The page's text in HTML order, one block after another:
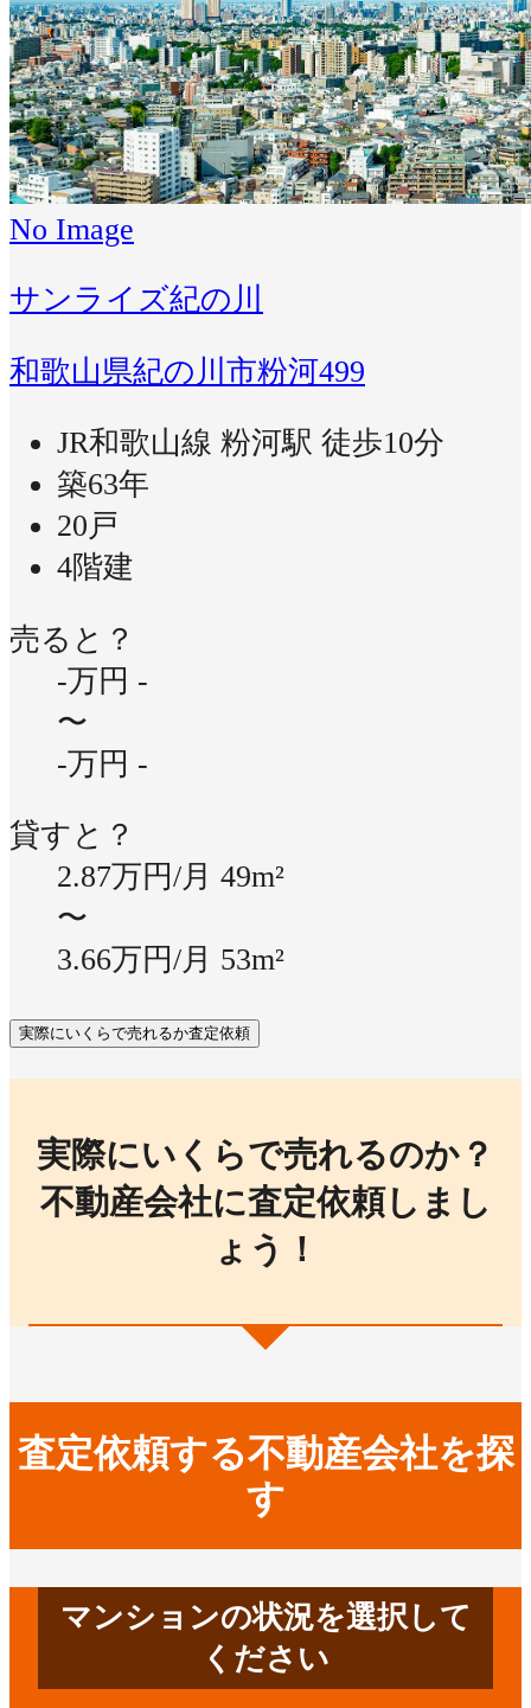
No Image
サンライズ紀の川
和歌山県紀の川市粉河499
JR和歌山線 粉河駅 徒歩10分
築63年
20戸
4階建
売ると？
-万円 -
〜
-万円 -
貸すと？
2.87万円/月 49m²
〜
3.66万円/月 53m²
実際にいくらで売れるか査定依頼
実際にいくらで売れるのか？
不動産会社に査定依頼しまし
ょう！
査定依頼する不動産会社を探
す
マンションの状況を選択して
ください